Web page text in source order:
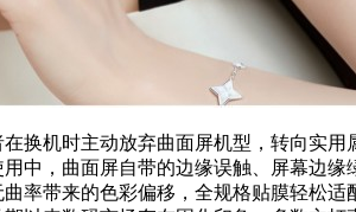
换机时主动放弃曲面屏机型，转向实
中，曲面屏自带的边缘误触、屏幕边
率带来的色彩偏移，全规格贴膜轻松